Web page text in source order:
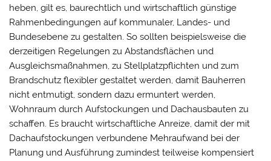
heben, gilt es, baurechtlich und wirtschaftlich günstige
Rahmenbedingungen auf kommunaler, Landes- und
Bundesebene zu gestalten. So sollten beispielsweise die
derzeitigen Regelungen zu Abstandsflächen und
Ausgleichsmaßnahmen, zu Stellplatzpflichten und zum
Brandschutz flexibler gestaltet werden, damit Bauherren
nicht entmutigt, sondern dazu ermuntert werden,
Wohnraum durch Aufstockungen und Dachausbauten zu
schaffen. Es braucht wirtschaftliche Anreize, damit der mit
Dachaufstockungen verbundene Mehraufwand bei der
Planung und Ausführung zumindest teilweise kompensiert